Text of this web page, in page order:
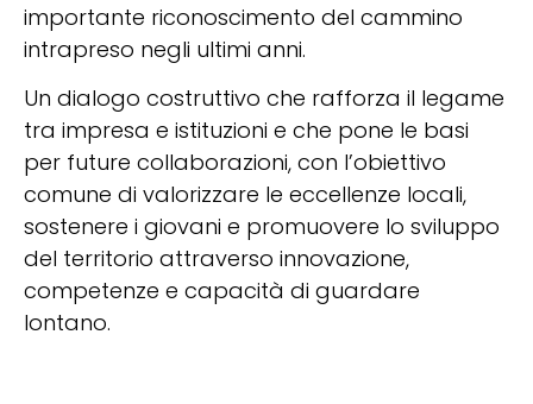
importante riconoscimento del cammino
intrapreso negli ultimi anni.
Un dialogo costruttivo che rafforza il legame
tra impresa e istituzioni e che pone le basi
per future collaborazioni, con l’obiettivo
comune di valorizzare le eccellenze locali,
sostenere i giovani e promuovere lo sviluppo
del territorio attraverso innovazione,
competenze e capacità di guardare
lontano.